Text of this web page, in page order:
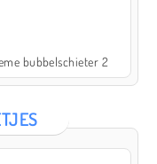
bubbelschieter 2